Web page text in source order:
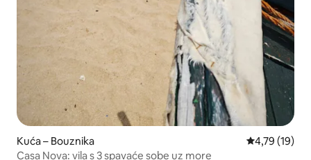
Kuća – Bouznika Prosječna
4,79 (19)
Casa Nova: vila s 3 spavaće sobe uz more